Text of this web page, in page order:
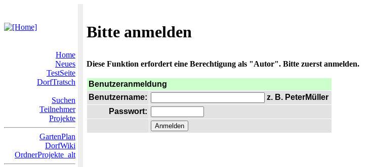
Bitte anmelden
Home
Neues
TestSeite
DorfTratsch
Suchen
Teilnehmer
Projekte
GartenPlan
DorfWiki
OrdnerProjekte_alt
Diese Funktion erfordert eine Berechtigung als "Autor". Bitte zuerst anmelden.
Benutzeranmeldung
Benutzername:
z. B. PeterMüller
Passwort: